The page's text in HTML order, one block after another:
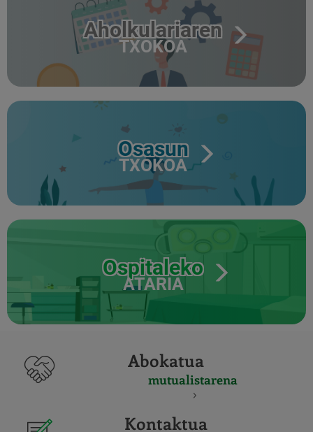
Aholkulariaren
TXOKOA
Osasun
TXOKOA
Ospitaleko
ATARIA
Abokatua
mutualistarena
Kontaktua